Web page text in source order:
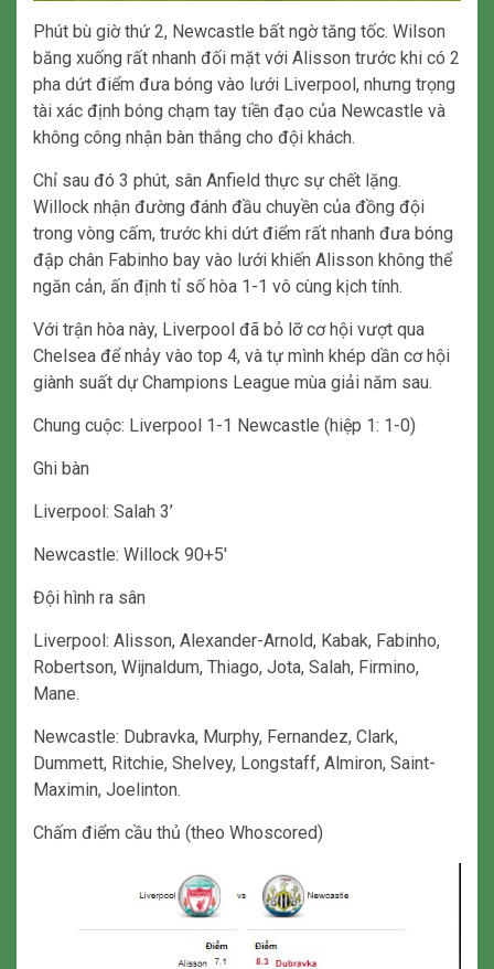
Phút bù giờ thứ 2, Newcastle bất ngờ tăng tốc. Wilson
băng xuống rất nhanh đối mặt với Alisson trước khi có 2
pha dứt điểm đưa bóng vào lưới Liverpool, nhưng trọng
tài xác định bóng chạm tay tiền đạo của Newcastle và
không công nhận bàn thắng cho đội khách.
Chỉ sau đó 3 phút, sân Anfield thực sự chết lặng.
Willock nhận đường đánh đầu chuyền của đồng đội
trong vòng cấm, trước khi dứt điểm rất nhanh đưa bóng
đập chân Fabinho bay vào lưới khiến Alisson không thể
ngăn cản, ấn định tỉ số hòa 1-1 vô cùng kịch tính.
Với trận hòa này, Liverpool đã bỏ lỡ cơ hội vượt qua
Chelsea để nhảy vào top 4, và tự mình khép dần cơ hội
giành suất dự Champions League mùa giải năm sau.
Chung cuộc: Liverpool 1-1 Newcastle (hiệp 1: 1-0)
Ghi bàn
Liverpool: Salah 3’
Newcastle: Willock 90+5′
Đội hình ra sân
Liverpool: Alisson, Alexander-Arnold, Kabak, Fabinho,
Robertson, Wijnaldum, Thiago, Jota, Salah, Firmino,
Mane.
Newcastle: Dubravka, Murphy, Fernandez, Clark,
Dummett, Ritchie, Shelvey, Longstaff, Almiron, Saint-
Maximin, Joelinton.
Chấm điểm cầu thủ (theo Whoscored)